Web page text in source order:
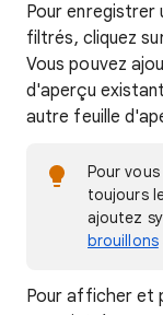
Pour enregistrer
filtrés, cliquez
Vous pouvez
d'aperçu
autre feuille
Pour
toujours
ajoutez
brouillons
Pour afficher et